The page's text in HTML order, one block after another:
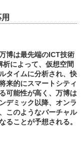
博は最先端のICT技術
によって、仮想空間
タイムに分析され、快
来的にスマートシティ
可能性が高く、万博は
デミック以降、オンラ
このようなバーチャル
ることが予想される。